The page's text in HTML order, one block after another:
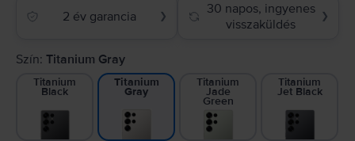
2 év garancia ❯
30 napos, ingyenes
visszaküldés
❯
Szín: Titanium Gray
Titanium
Black
Titanium
Gray
Titanium
Jade
Green
Titanium
Jet Black